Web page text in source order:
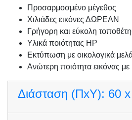
Προσαρμοσμένo μέγεθος
Χιλιάδες εικόνες ΔΩΡΕΑΝ
Γρήγορη και εύκολη
Υλικά ποιότητας HP
Εκτύπωση με οικολογικά
Ανώτερη ποιότητα εικόνας με
Διάσταση (ΠxΥ): 60